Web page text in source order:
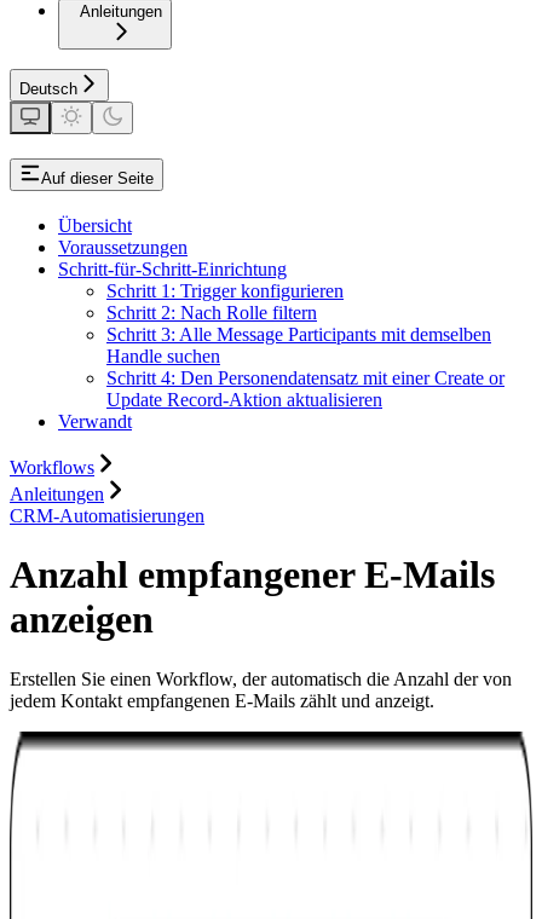
Anleitungen
Deutsch
Auf dieser Seite
Übersicht
Voraussetzungen
Schritt-für-Schritt-Einrichtung
Schritt 1: Trigger konfigurieren
Schritt 2: Nach Rolle filtern
Schritt 3: Alle Message Participants mit demselben
Handle suchen
Schritt 4: Den Personendatensatz mit einer Create or
Update Record-Aktion aktualisieren
Verwandt
Workflows
Anleitungen
CRM-Automatisierungen
Anzahl empfangener E-Mails
anzeigen
Erstellen Sie einen Workflow, der automatisch die Anzahl der von
jedem Kontakt empfangenen E-Mails zählt und anzeigt.